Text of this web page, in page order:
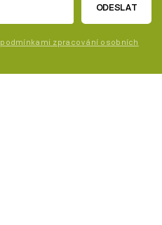
ODESLAT
podmínkami zpracování osobních